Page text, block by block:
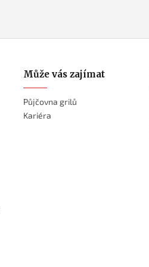
Může vás zajímat
Půjčovna grilů
Kariéra